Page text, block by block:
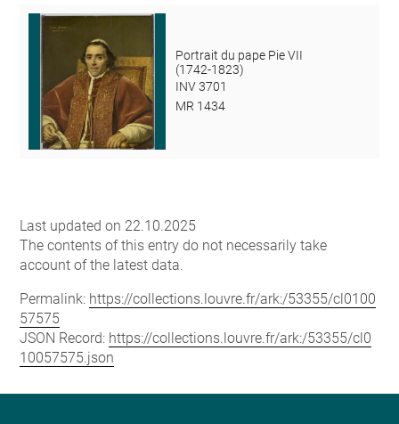
Portrait du pape Pie VII
(1742-1823)
INV 3701
MR 1434
Last updated on 22.10.2025
The contents of this entry do not necessarily take
account of the latest data.
Permalink: https://collections.louvre.fr/ark:/53355/cl0100
57575
JSON Record: https://collections.louvre.fr/ark:/53355/cl0
10057575.json